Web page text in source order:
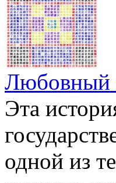
Любовный
Эта
одной из